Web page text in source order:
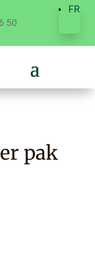
50
FR
pak